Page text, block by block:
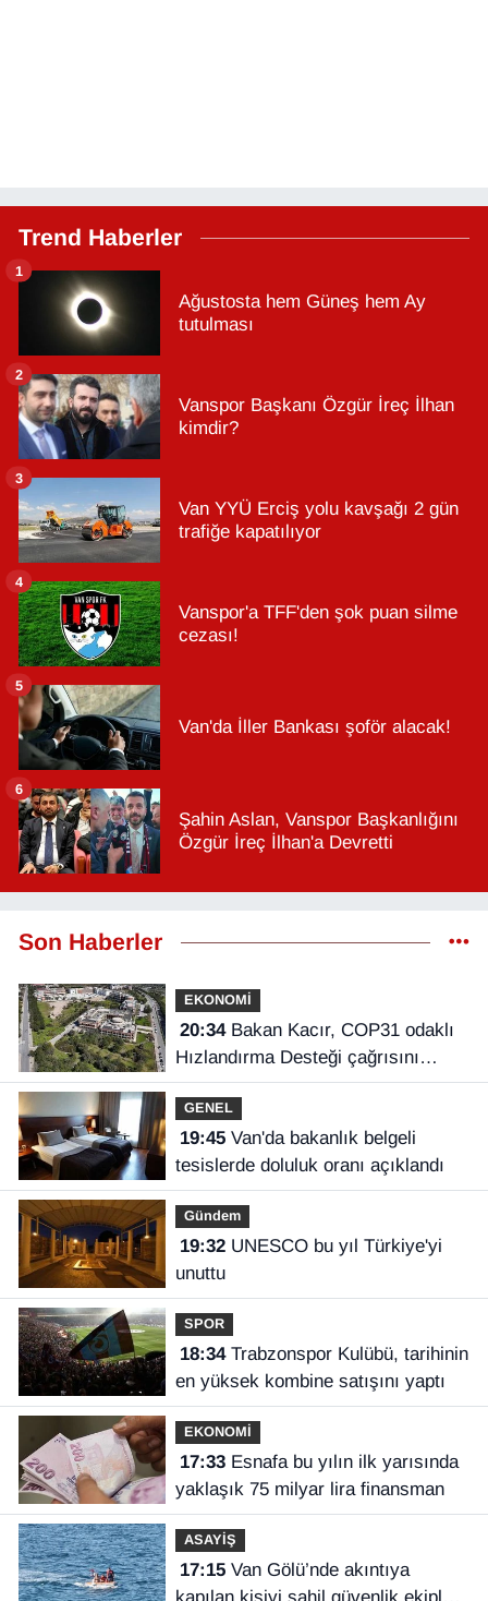
Trend Haberler
Ağustosta hem Güneş hem Ay
tutulması
1
Vanspor Başkanı Özgür İreç İlhan
kimdir?
2
Van YYÜ Erciş yolu kavşağı 2 gün
trafiğe kapatılıyor
3
Vanspor'a TFF'den şok puan silme
cezası!
4
Van'da İller Bankası şoför alacak!
5
Şahin Aslan, Vanspor Başkanlığını
Özgür İreç İlhan'a Devretti
6
Son Haberler
EKONOMİ
20:34Bakan Kacır, COP31 odaklı
Hızlandırma Desteği çağrısını
açıkladı
GENEL
19:45Van'da bakanlık belgeli
tesislerde doluluk oranı açıklandı
Gündem
19:32UNESCO bu yıl Türkiye'yi
unuttu
SPOR
18:34Trabzonspor Kulübü, tarihinin
en yüksek kombine satışını yaptı
EKONOMİ
17:33Esnafa bu yılın ilk yarısında
yaklaşık 75 milyar lira finansman
ASAYİŞ
17:15Van Gölü’nde akıntıya